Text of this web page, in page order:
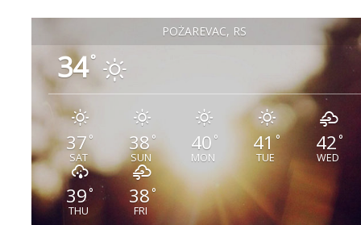
POŽAREVAC, RS
34°
37°
SAT
38°
SUN
40 °
MON
41°
TUE
42°
WED
39°
THU
38°
FRI